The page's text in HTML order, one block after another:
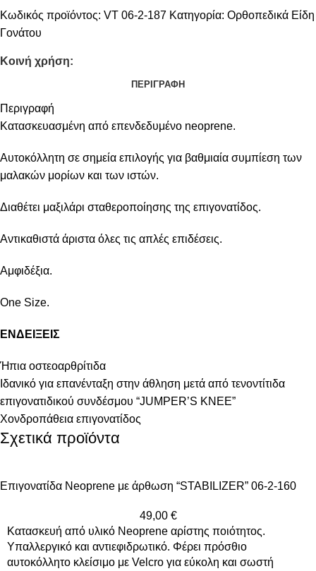
Κωδικός προϊόντος: VT 06-2-187 Κατηγορία: Ορθοπεδικά Είδη
Γονάτου
Κοινή χρήση:
ΠΕΡΙΓΡΑΦΉ
Περιγραφή
Κατασκευασμένη από επενδεδυμένο neoprene.
Αυτοκόλλητη σε σημεία επιλογής για βαθμιαία συμπίεση των
μαλακών μορίων και των ιστών.
Διαθέτει μαξιλάρι σταθεροποίησης της επιγονατίδος.
Αντικαθιστά άριστα όλες τις απλές επιδέσεις.
Αμφιδέξια.
One Size.
ΕΝΔΕΙΞΕΙΣ
Ήπια οστεοαρθρίτιδα
Ιδανικό για επανένταξη στην άθληση μετά από τενοντίτιδα
επιγονατιδικού συνδέσμου “JUMPER’S KNEE”
Χονδροπάθεια επιγονατίδος
Σχετικά προϊόντα
Eπιγονατίδα Νeoprene με άρθωση “STABILIZER” 06-2-160
49,00 €
Κατασκευή από υλικό Νeoprene αρίστης ποιότητoς.
Υπαλλεργικό και αντιεφιδρωτικό. Φέρει πρόσθιο
αυτοκόλλητο κλείσιμο με Velcro για εύκολη και σωστή